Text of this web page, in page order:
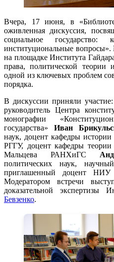
Вчера, 17 июня, в
оживленная дискуссия,
социальное государство:
институциональные вопросы».
на площадке Института
права, политической теории
одной из ключевых проблем
порядка.
В дискуссии приняли
руководитель Центра
монографии
государства» Иван
наук, доцент кафедры истории
РГГУ, доцент кафедры
Мальцева РАНХиГС
политических наук,
приглашенный доцент
Модератором встречи
доказательной экспертизы
Бевзенко.